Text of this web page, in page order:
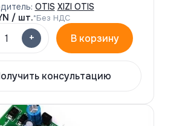
OTIS XIZI OTIS
/ шт.*Без НДС
1 + В корзину
консультацию